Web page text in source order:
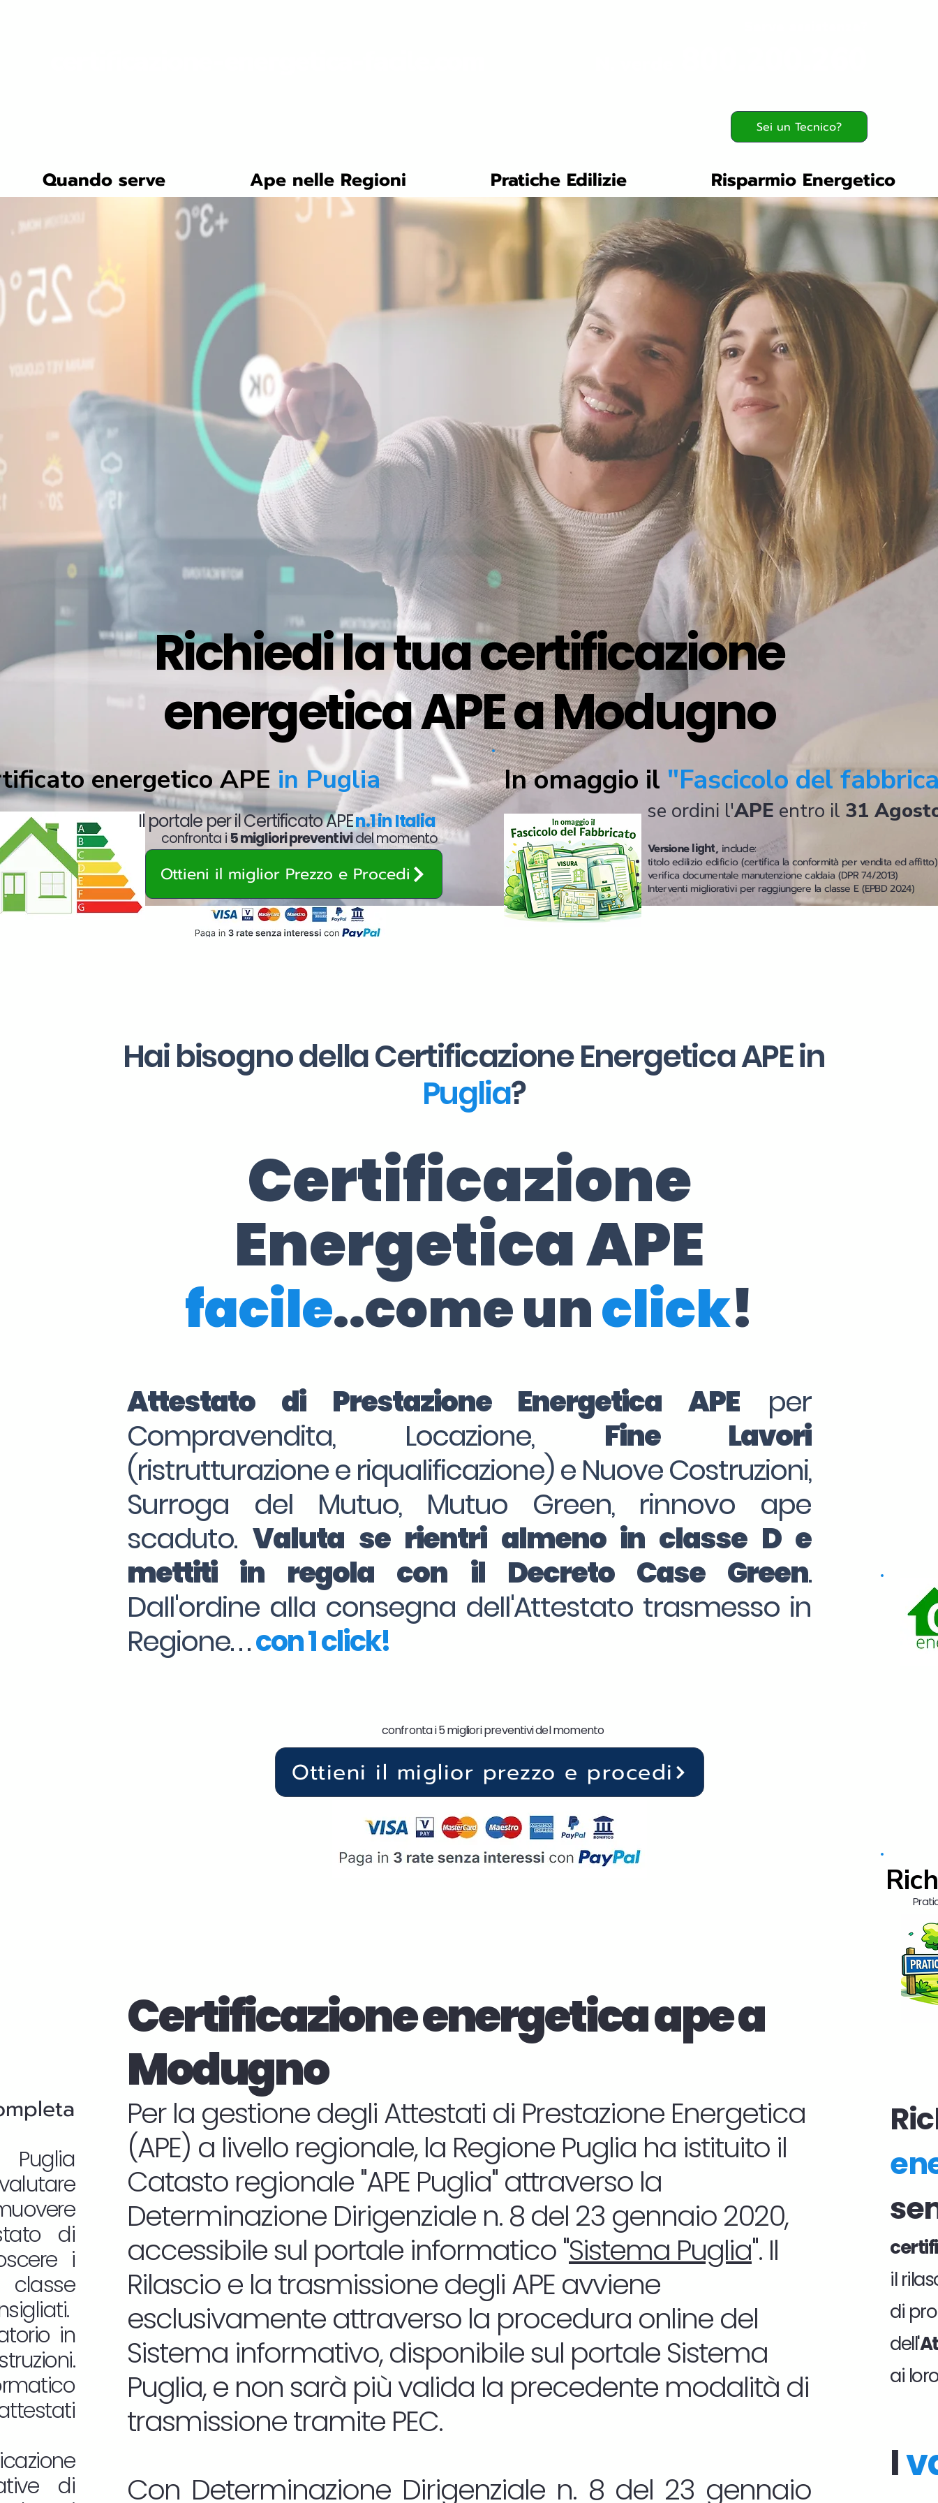
Sei un Tecnico?
Richiedi la tua certificazione
energetica APE a Modugno
energetico APE in Puglia
Ottieni il miglior Prezzo e Procedi
Il portale per il Certificato APEn.1 in Italia
confronta i 5 migliori preventividel momento
In omaggio il "Fascicolo del
se ordini l'APE entro il 31
Versionelight,include:
titolo edilizio edificio (certifica la conformità per vendita ed affitto)
verifica documentale manutenzione caldaia (DPR 74/2013)
Interventi migliorativi per raggiungere la classe E (EPBD 2024)
Hai bisogno della Certificazione Energetica APE in
Puglia?
Certificazione
Energetica APE
facile..come unclick!
Attestato di Prestazione Energetica APEper
Compravendita, Locazione, Fine Lavori
(ristrutturazione e riqualificazione) e Nuove Costruzioni,
Surroga del Mutuo, Mutuo Green, rinnovo ape
scaduto.Valuta se rientri almeno in classe D e
mettiti in regola con il Decreto Case Green.
Dall'ordine alla consegna dell'Attestato trasmesso in
Regione. . .con 1 click!
confronta i 5 migliori preventivi del momento
Ottieni il miglior prezzo e procedi
Certificazione energetica ape a
Modugno
di
i
in
di
Per la gestione degli Attestati di Prestazione Energetica
(APE) a livello regionale, la Regione Puglia ha istituito il
Catasto regionale "APE Puglia" attraverso la
Determinazione Dirigenziale n. 8 del 23 gennaio 2020,
accessibile sul portale informatico "Sistema Puglia". Il
Rilascio e la trasmissione degli APE avviene
esclusivamente attraverso la procedura online del
Sistema informativo, disponibile sul portale Sistema
Puglia, e non sarà più valida la precedente modalità di
trasmissione tramite PEC.
Con Determinazione Dirigenziale n. 8 del 23 gennaio
il
di
dell'
ai
I
Quando serve Ape nelle Regioni Pratiche Edilizie Risparmio Energetico